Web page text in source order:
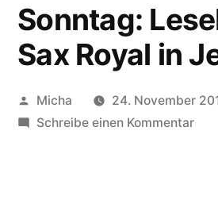
Sonntag:
Sax Royal in
Veröffentlicht
von
Micha
24. November
Schreibe einen Kommentarzu